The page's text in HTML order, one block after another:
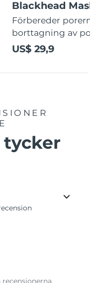
Blackhead
Förbereder
borttagning av
US$ 29,9
tycker